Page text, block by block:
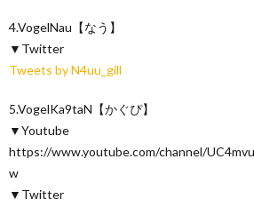
4.VogelNau【なう】
▼Twitter
Tweets by N4uu_gill
5.VogelKa9taN【かぐぴ】
▼Youtube
https://www.youtube.com/channel/
w
▼Twitter